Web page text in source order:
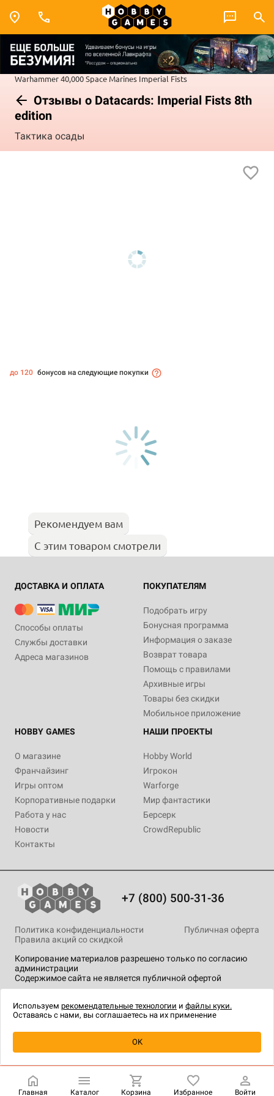
Warhammer 40,000Space Marines Imperial Fists
Отзывы о Datacards: Imperial Fists 8th
edition
Тактика осады
Уведомить о наличии
до 120 бонусов на следующие покупки
Рекомендуем вам
С этим товаром смотрели
ДОСТАВКА И ОПЛАТА
Способы оплаты
Службы доставки
Адреса магазинов
ПОКУПАТЕЛЯМ
Подобрать игру
Бонусная программа
Информация о заказе
Возврат товара
Помощь с правилами
Архивные игры
Товары без скидки
Мобильное приложение
HOBBY GAMES
О магазине
Франчайзинг
Игры оптом
Корпоративные подарки
Работа у нас
Новости
Контакты
НАШИ ПРОЕКТЫ
Hobby World
Игрокон
Warforge
Мир фантастики
Берсерк
CrowdRepublic
+7 (800) 500-31-36
Копирование материалов разрешено только по согласию
администрации
Содержимое сайта не является публичной офертой
Политика конфиденциальности
Публичная оферта
Правила акций со скидкой
технологии.
Главная Каталог Корзина Избранное Войти
Используем рекомендательные технологии и файлы куки.
Оставаясь с нами, вы соглашаетесь на их применение
OK